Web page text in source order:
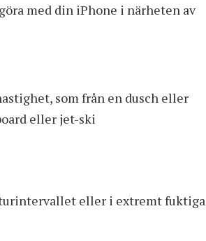
med din iPhone i närheten av
som från en dusch eller
eller jet-ski
eller i extremt fuktiga